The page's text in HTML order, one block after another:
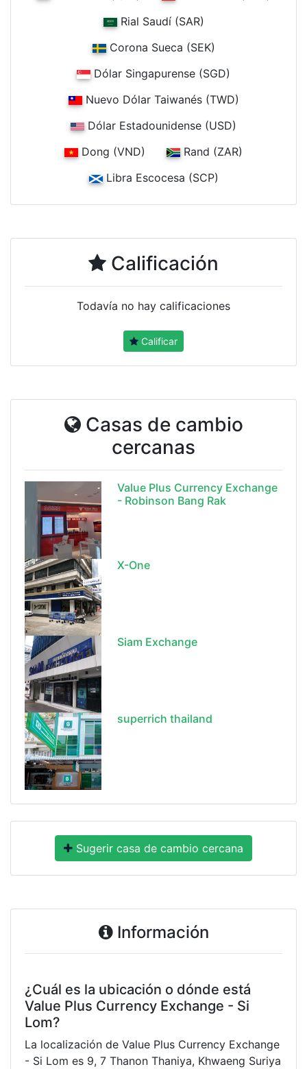
Rial Saudí (SAR)
Corona Sueca (SEK)
Dólar Singapurense (SGD)
Nuevo Dólar Taiwanés (TWD)
Dólar Estadounidense (USD)
Dong (VND)
Rand (ZAR)
Libra Escocesa (SCP)
Calificación
Todavía no hay calificaciones
Calificar
Casas de cambio
cercanas
Value Plus Currency Exchange
- Robinson Bang Rak
X-One
Siam Exchange
superrich thailand
Sugerir casa de cambio cercana
Información
¿Cuál es la ubicación o dónde está
Value Plus Currency Exchange - Si
Lom?
La localización de Value Plus Currency Exchange
- Si Lom es 9, 7 Thanon Thaniya, Khwaeng Suriya